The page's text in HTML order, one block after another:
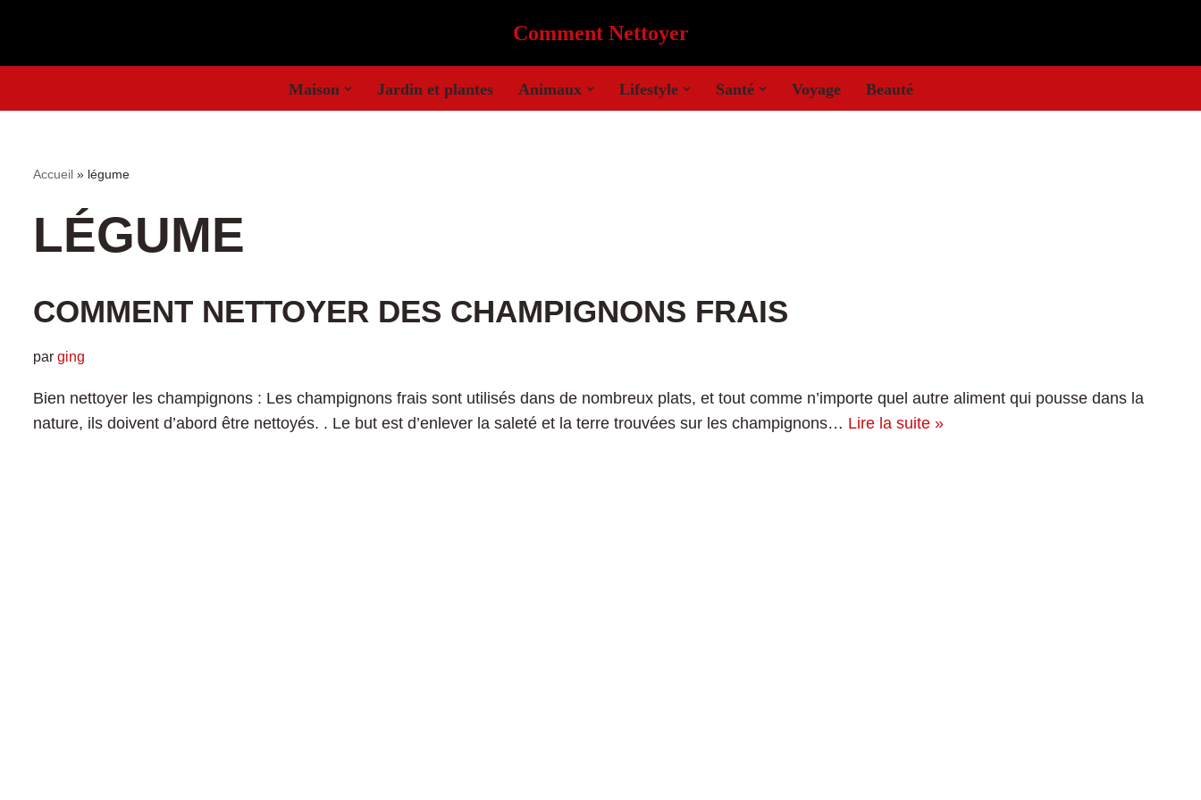
Comment Nettoyer
Maison Jardin et plantes Animaux Lifestyle Santé Voyage Beauté
Accueil » légume
LÉGUME
COMMENT NETTOYER DES CHAMPIGNONS FRAIS
par ging
Bien nettoyer les champignons : Les champignons frais sont utilisés dans de nombreux plats, et tout comme n’importe quel autre aliment qui pousse dans la
nature, ils doivent d’abord être nettoyés. . Le but est d’enlever la saleté et la terre trouvées sur les champignons… Lire la suite »